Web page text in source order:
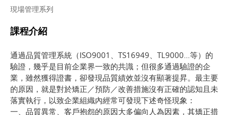
現場管理系列
課程介紹
通過品質管理系統（ISO9001、TS16949、TL9000…等）的
驗證，幾乎是目前企業界一致的共識；但很多通過驗證的企
業，雖然獲得證書，卻發現品質績效並沒有顯著提昇。最主要
的原因，就是對於矯正／預防／改善措施沒有正確的認知且未
落實執行，以致企業組織內經常可發現下述奇怪現象：
一、品質異常、客戶抱怨的原因大多偏向人為因素，其矯正措